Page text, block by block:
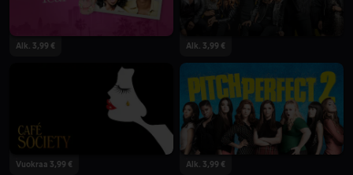
Alk. 3,99 € Alk. 3,99 €
Vuokraa 3,99 € Alk. 3,99 €